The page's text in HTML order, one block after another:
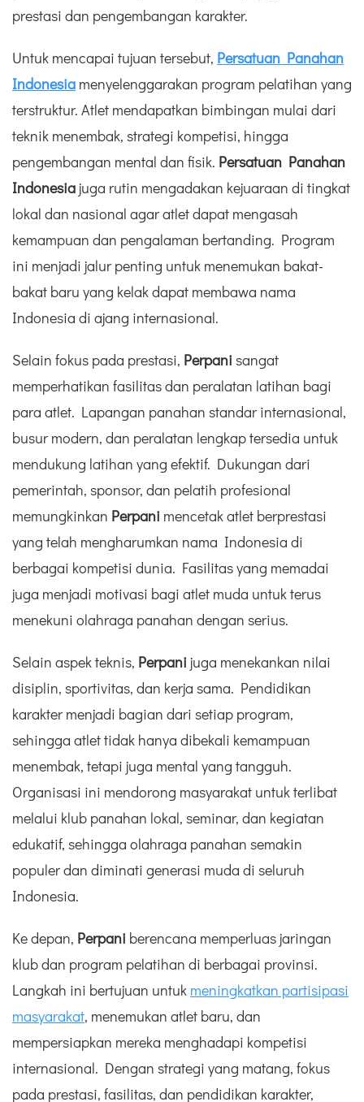
prestasi dan pengembangan karakter.
Untuk mencapai tujuan tersebut, Persatuan Panahan
Indonesia menyelenggarakan program pelatihan yang
terstruktur. Atlet mendapatkan bimbingan mulai dari
teknik menembak, strategi kompetisi, hingga
pengembangan mental dan fisik. Persatuan Panahan
Indonesia juga rutin mengadakan kejuaraan di tingkat
lokal dan nasional agar atlet dapat mengasah
kemampuan dan pengalaman bertanding. Program
ini menjadi jalur penting untuk menemukan bakat-
bakat baru yang kelak dapat membawa nama
Indonesia di ajang internasional.
Selain fokus pada prestasi, Perpani sangat
memperhatikan fasilitas dan peralatan latihan bagi
para atlet. Lapangan panahan standar internasional,
busur modern, dan peralatan lengkap tersedia untuk
mendukung latihan yang efektif. Dukungan dari
pemerintah, sponsor, dan pelatih profesional
memungkinkan Perpani mencetak atlet berprestasi
yang telah mengharumkan nama Indonesia di
berbagai kompetisi dunia. Fasilitas yang memadai
juga menjadi motivasi bagi atlet muda untuk terus
menekuni olahraga panahan dengan serius.
Selain aspek teknis, Perpani juga menekankan nilai
disiplin, sportivitas, dan kerja sama. Pendidikan
karakter menjadi bagian dari setiap program,
sehingga atlet tidak hanya dibekali kemampuan
menembak, tetapi juga mental yang tangguh.
Organisasi ini mendorong masyarakat untuk terlibat
melalui klub panahan lokal, seminar, dan kegiatan
edukatif, sehingga olahraga panahan semakin
populer dan diminati generasi muda di seluruh
Indonesia.
Ke depan, Perpani berencana memperluas jaringan
klub dan program pelatihan di berbagai provinsi.
Langkah ini bertujuan untuk meningkatkan partisipasi
masyarakat, menemukan atlet baru, dan
mempersiapkan mereka menghadapi kompetisi
internasional. Dengan strategi yang matang, fokus
pada prestasi, fasilitas, dan pendidikan karakter,